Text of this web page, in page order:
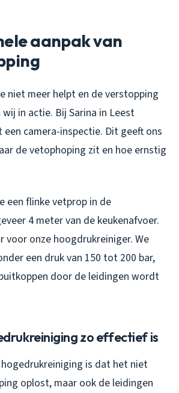
aanpak van
niet meer helpt en de verstopping
in actie. Bij Sarina in Leest
een camera-inspectie. Dit geeft ons
de vetophoping zit en hoe ernstig
een flinke vetprop in de
4 meter van de keukenafvoer.
voor onze hoogdrukreiniger. We
een druk van 150 tot 200 bar,
door de leidingen wordt
zo effectief is
is dat het niet
oplost, maar ook de leidingen